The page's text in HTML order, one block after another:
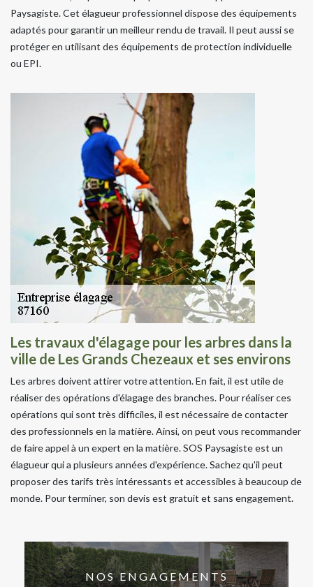
Paysagiste. Cet élagueur professionnel dispose des équipements
adaptés pour garantir un meilleur rendu de travail. Il peut aussi se
protéger en utilisant des équipements de protection individuelle
ou EPI.
Les travaux d'élagage pour les arbres dans la
ville de Les Grands Chezeaux et ses environs
Les arbres doivent attirer votre attention. En fait, il est utile de
réaliser des opérations d'élagage des branches. Pour réaliser ces
opérations qui sont très difficiles, il est nécessaire de contacter
des professionnels en la matière. Ainsi, on peut vous recommander
de faire appel à un expert en la matière. SOS Paysagiste est un
élagueur qui a plusieurs années d'expérience. Sachez qu'il peut
proposer des tarifs très intéressants et accessibles à beaucoup de
monde. Pour terminer, son devis est gratuit et sans engagement.
NOS ENGAGEMENTS